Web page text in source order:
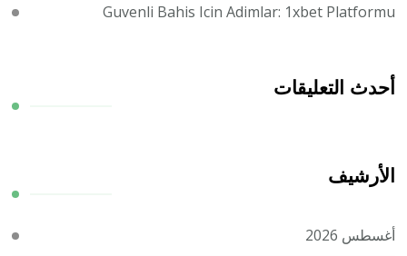
Guvenli Bahis Icin Adimlar: 1xbet Platformu
أحدث التعليقات
الأرشيف
أغسطس 2026